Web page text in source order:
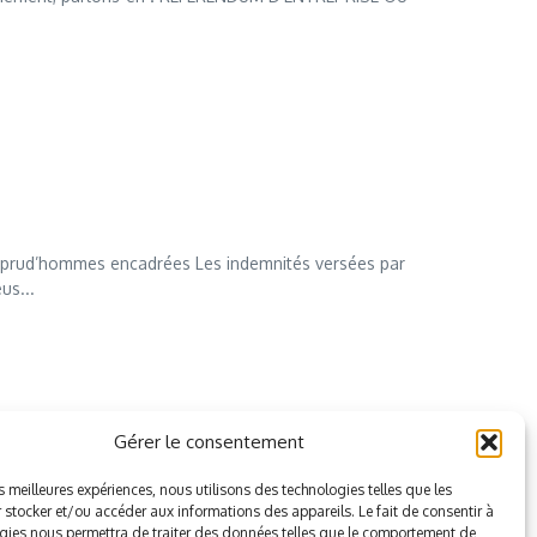
Gérer le consentement
meilleures expériences, nous utilisons des technologies telles que les
stocker et/ou accéder aux informations des appareils. Le fait de consentir à
nous permettra de traiter des données telles que le comportement de
encadrées Les indemnités versées par